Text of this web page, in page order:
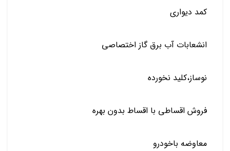
کمد دیواری
انشعابات آب برق گاز اختصاصی
نوساز،کلید نخورده
فروش اقساطی با اقساط بدون بهره
معاوضه باخودرو